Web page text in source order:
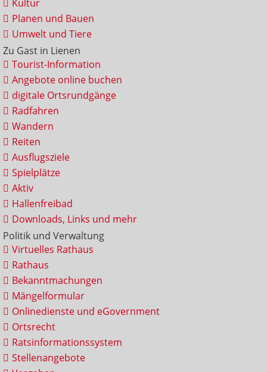
Kultur
Planen und Bauen
Umwelt und Tiere
Zu Gast in Lienen
Tourist-Information
Angebote online buchen
digitale Ortsrundgänge
Radfahren
Wandern
Reiten
Ausflugsziele
Spielplätze
Aktiv
Hallenfreibad
Downloads, Links und mehr
Politik und Verwaltung
Virtuelles Rathaus
Rathaus
Bekanntmachungen
Mängelformular
Onlinedienste und eGovernment
Ortsrecht
Ratsinformationssystem
Stellenangebote